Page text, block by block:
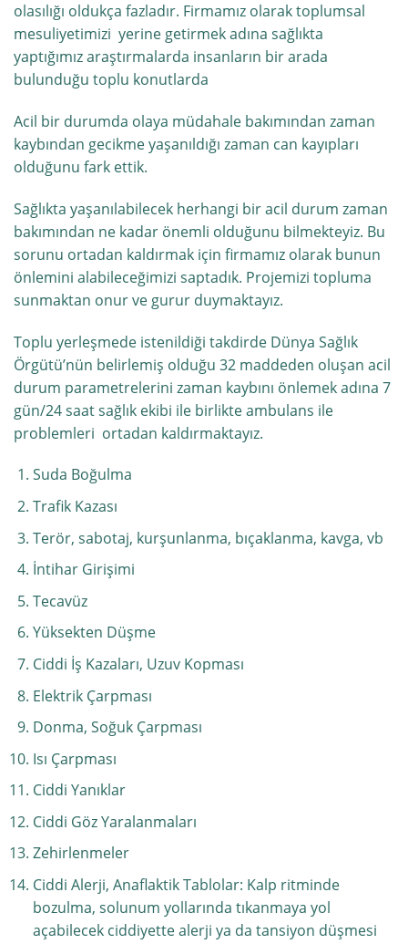
olasılığı oldukça fazladır. Firmamız olarak toplumsal
mesuliyetimizi yerine getirmek adına sağlıkta
yaptığımız araştırmalarda insanların bir arada
bulunduğu toplu konutlarda
Acil bir durumda olaya müdahale bakımından zaman
kaybından gecikme yaşanıldığı zaman can kayıpları
olduğunu fark ettik.
Sağlıkta yaşanılabilecek herhangi bir acil durum zaman
bakımından ne kadar önemli olduğunu bilmekteyiz. Bu
sorunu ortadan kaldırmak için firmamız olarak bunun
önlemini alabileceğimizi saptadık. Projemizi topluma
sunmaktan onur ve gurur duymaktayız.
Toplu yerleşmede istenildiği takdirde Dünya Sağlık
Örgütü’nün belirlemiş olduğu 32 maddeden oluşan acil
durum parametrelerini zaman kaybını önlemek adına 7
gün/24 saat sağlık ekibi ile birlikte ambulans ile
problemleri ortadan kaldırmaktayız.
Suda Boğulma
Trafik Kazası
Terör, sabotaj, kurşunlanma, bıçaklanma, kavga, vb
İntihar Girişimi
Tecavüz
Yüksekten Düşme
Ciddi İş Kazaları, Uzuv Kopması
Elektrik Çarpması
Donma, Soğuk Çarpması
Isı Çarpması
Ciddi Yanıklar
Ciddi Göz Yaralanmaları
Zehirlenmeler
Ciddi Alerji, Anaflaktik Tablolar: Kalp ritminde
bozulma, solunum yollarında tıkanmaya yol
açabilecek ciddiyette alerji ya da tansiyon düşmesi